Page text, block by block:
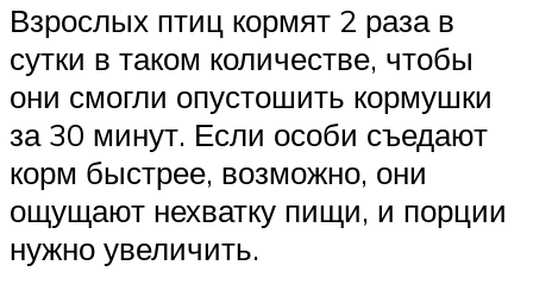
Взрослых птиц кормят 2 раза в
сутки в таком количестве, чтобы
они смогли опустошить кормушки
за 30 минут. Если особи съедают
корм быстрее, возможно, они
ощущают нехватку пищи, и порции
нужно увеличить.